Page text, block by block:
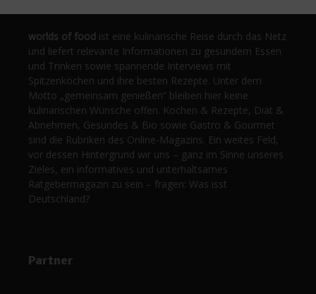
worlds of food ist eine kulinarische Reise durch das Netz
und liefert relevante Informationen zu gesundem Essen
und Trinken sowie spannende Interviews mit
Spitzenköchen und ihre besten Rezepte. Unter dem
Motto „gemeinsam genießen“ bleiben hier keine
kulinarischen Wünsche offen. Kochen & Rezepte, Diät &
Abnehmen, Gesundes & Bio sowie Gastro & Gourmet
sind die Rubriken des Online-Magazins. Ein weites Feld,
vor dessen Hintergrund wir uns – ganz im Sinne unseres
Zieles, ein informatives und unterhaltsames
Ratgebermagazin zu sein – fragen: Was isst
Deutschland?
Partner